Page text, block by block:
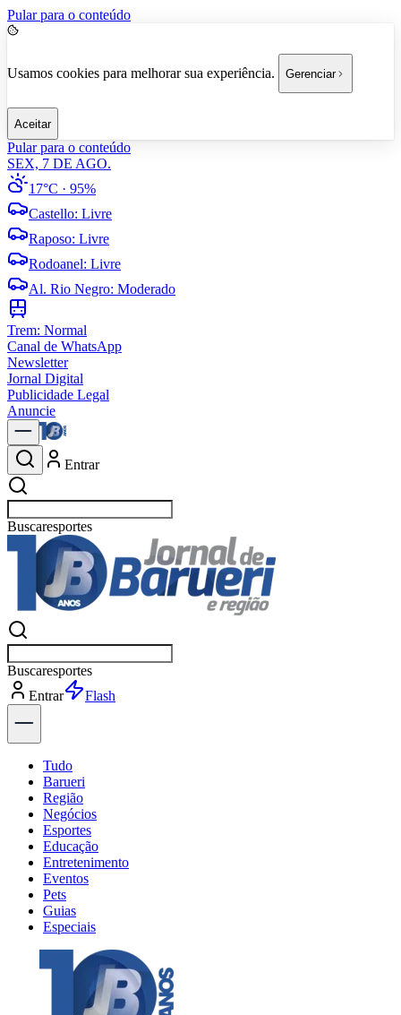
Pular para o conteúdo
Usamos cookies para melhorar sua experiência. Gerenciar
Aceitar
Pular para o conteúdo
SEX, 7 DE AGO.
17°C · 95%
Castello: Livre
Raposo: Livre
Rodoanel: Livre
Al. Rio Negro: Moderado
Trem: Normal
Canal de WhatsApp
Newsletter
Jornal Digital
Publicidade Legal
Anuncie
Entrar
Buscarpolítica
Buscarpolítica
Entrar
Explorar
Tudo
Barueri
Região
Negócios
Esportes
Educação
Entretenimento
Eventos
Pets
Guias
Especiais
Explore Tudo
Últimas Notícias
Previsão do Tempo
Trânsito e Rotas